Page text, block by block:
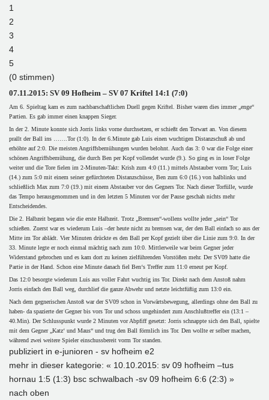
1
2
3
4
5
(0 stimmen)
07.11.2015: SV 09 Hofheim – SV 07 Kriftel 14:1 (7:0)
Am 6. Spieltag kam es zum nachbarschaftlichen Duell gegen Kriftel. Bisher waren dies immer „enge“
Partien. Es gab immer einen knappen Sieger.
In der 2. Minute konnte sich Jorris links vorne durchsetzen, er schießt den Torwart an. Von diesem
prallt der Ball ins …….Tor (1:0). In der 6.Minute gab Luis einen wuchtigen Distanzschuß ab und
erhöhte auf 2:0. Die meisten Angriffsbemühungen wurden belohnt. Auch das 3: 0 war die Folge einer
schönen Angriffsbemühung, die durch Ben per Kopf vollendet wurde (9.). So ging es in loser Folge
weiter und die Tore fielen im 2-Minuten-Takt: Krish zum 4:0 (11.) mittels Abstauber vorm Tor; Luis
(14.) zum 5:0 mit einem seiner gefürchteten Distanzschüsse, Ben zum 6:0 (16.) von halblinks und
schließlich Max zum 7:0 (19.) mit einem Abstauber vor des Gegners Tor. Nach dieser Torfülle, wurde
das Tempo herausgenommen und in den letzten 5 Minuten vor der Pause geschah nichts mehr
Entscheidendes.
Die 2. Halbzeit begann wie die erste Halbzeit. Trotz „Bremsen“-wollens wollte jeder „sein“ Tor
schießen. Zuerst war es wiederum Luis –der heute nicht zu bremsen war, der den Ball einfach so aus der
Mitte im Tor ablädt. Vier Minuten drückte es den Ball per Kopf gezielt über die Linie zum 9:0. In der
33. Minute legte er noch einmal mächtig nach zum 10:0. Mittlerweile war beim Gegner jeder
Widerstand gebrochen und es kam dort zu keinen zielführenden Vorstößen mehr. Der SV09 hatte die
Partie in der Hand. Schon eine Minute danach fiel Ben‘s Treffer zum 11:0 erneut per Kopf.
Das 12:0 besorgte wiederum Luis aus voller Fahrt wuchtig ins Tor. Direkt nach dem Anstoß nahm
Jorris einfach den Ball weg, durchlief die ganze Abwehr und netzte leichtfüßig zum 13:0 ein.
Nach dem gegnerischen Anstoß war der SV09 schon in Vorwärtsbewegung, allerdings ohne den Ball zu
haben- da spazierte der Gegner bis vors Tor und schoss ungehindert zum Anschlußtreffer ein (13:1 –
40.Min). Der Schlusspunkt wurde 2 Minuten vor Abpfiff gesetzt: Jorris schnappte sich den Ball, spielte
mit dem Gegner „Katz‘ und Maus“ und trug den Ball förmlich ins Tor. Den wollte er selber machen,
während zwei weitere Spieler einschussbereit vorm Tor standen.
publiziert in e-junioren - sv hofheim e2
mehr in dieser kategorie: « 10.10.2015: sv 09 hofheim –tus
hornau 1:5 (1:3) bsc schwalbach -sv 09 hofheim 6:6 (2:3) »
nach oben